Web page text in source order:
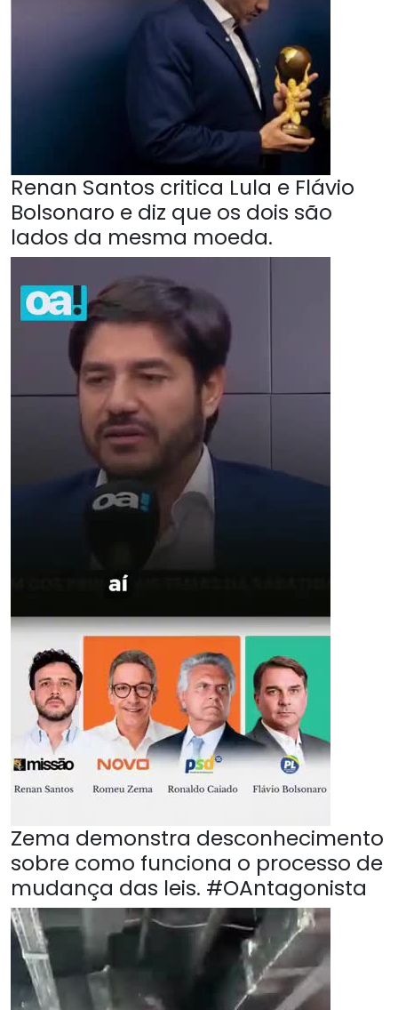
Renan Santos critica Lula e Flávio
Bolsonaro e diz que os dois são
lados da mesma moeda.
Zema demonstra desconhecimento
sobre como funciona o processo de
mudança das leis. #OAntagonista